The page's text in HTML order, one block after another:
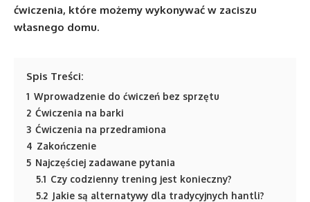
ćwiczenia, które możemy wykonywać w zaciszu
własnego domu.
Spis Treści:
1 Wprowadzenie do ćwiczeń bez sprzętu
2 Ćwiczenia na barki
3 Ćwiczenia na przedramiona
4 Zakończenie
5 Najczęściej zadawane pytania
5.1 Czy codzienny trening jest konieczny?
5.2 Jakie są alternatywy dla tradycyjnych hantli?